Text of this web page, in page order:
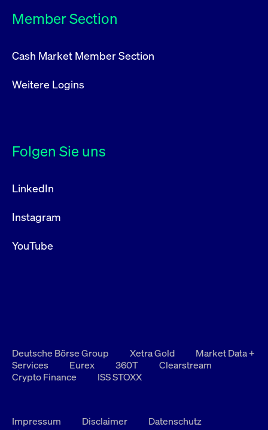
Member Section
Cash Market Member Section
Weitere Logins
Folgen Sie uns
LinkedIn
Instagram
YouTube
Deutsche Börse Group Xetra Gold
Market Data +
Services
Eurex 360T
Clearstream
Crypto Finance
ISS STOXX
Impressum Disclaimer
Datenschutz